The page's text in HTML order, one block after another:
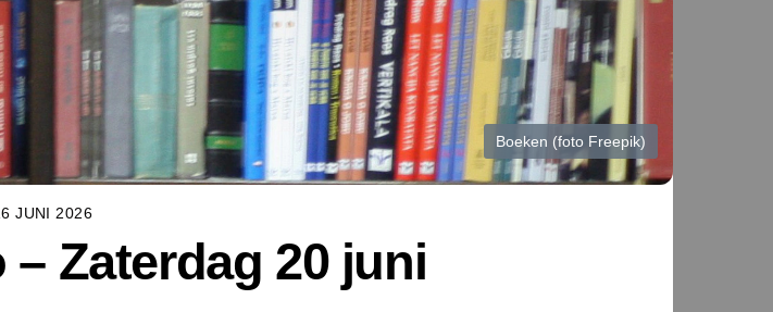
Boeken (foto Freepik)
JUNI 2026
Zaterdag 20 juni